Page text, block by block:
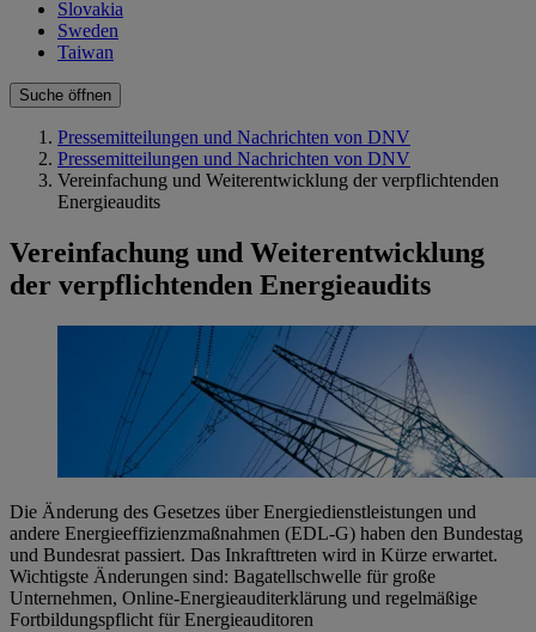
Slovakia
Sweden
Taiwan
Suche öffnen
Pressemitteilungen und Nachrichten von DNV
Pressemitteilungen und Nachrichten von DNV
Vereinfachung und Weiterentwicklung der verpflichtenden
Energieaudits
Vereinfachung und Weiterentwicklung
der verpflichtenden Energieaudits
Die Änderung des Gesetzes über Energiedienstleistungen und
andere Energieeffizienzmaßnahmen (EDL-G) haben den Bundestag
und Bundesrat passiert. Das Inkrafttreten wird in Kürze erwartet.
Wichtigste Änderungen sind: Bagatellschwelle für große
Unternehmen, Online-Energieauditerklärung und regelmäßige
Fortbildungspflicht für Energieauditoren